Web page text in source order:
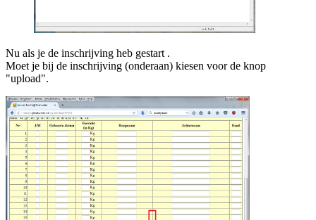
Nu als je de inschrijving heb gestart .
Moet je bij de inschrijving (onderaan) kiesen voor de knop
"upload".